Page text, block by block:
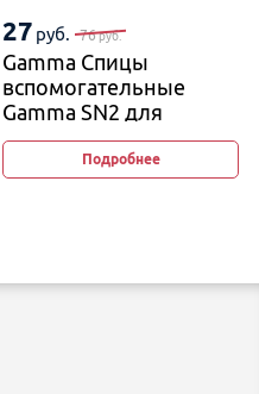
27 руб. 76руб.
Gamma Спицы
вспомогательные
Gamma SN2 для
вязания кос и жгутов
2,5 мм и 4 мм, 11−12 см
Подробнее